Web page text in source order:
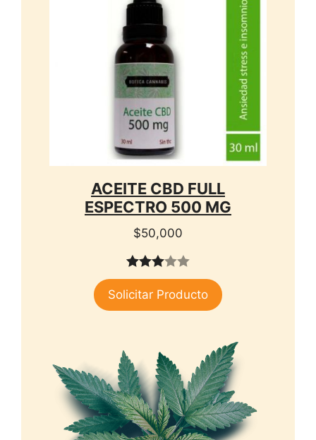
ACEITE CBD FULL
ESPECTRO 500 MG
$50,000
3.00
de 5
Solicitar Producto